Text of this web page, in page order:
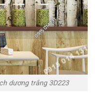
dương trắng 3D223